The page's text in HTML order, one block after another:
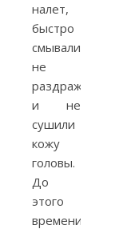
налет,
быстро
смывались,
не
раздражали
и не
сушили
кожу
головы.
До
этого
времени